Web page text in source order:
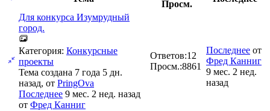
Просм.
Для конкурса Изумрудный
город.
Категория: Конкурсные
проекты
Тема создана 7 года 5 дн.
назад, от PringOva
Последнее 9 мес. 2 нед. назад
от Фред Канниг
Ответов:12
Просм.:8861
Последнее от
Фред Канниг
9 мес. 2 нед.
назад